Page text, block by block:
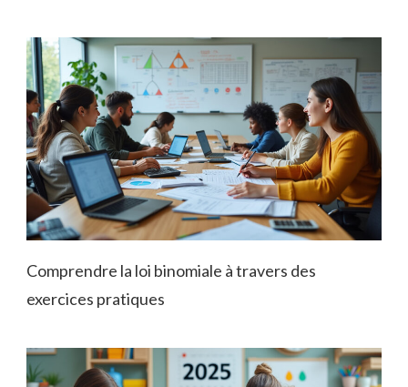
Comprendre la loi binomiale à travers des
exercices pratiques